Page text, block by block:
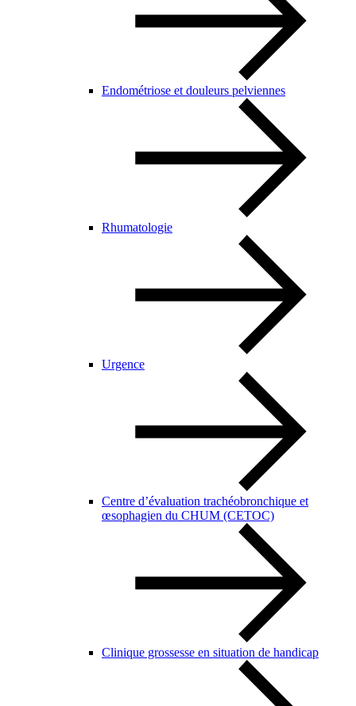
Endométriose et douleurs pelviennes
Rhumatologie
Urgence
Centre d’évaluation trachéobronchique et
œsophagien du CHUM (CETOC)
Clinique grossesse en situation de handicap